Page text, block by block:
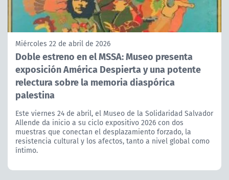
Miércoles 22 de abril de 2026
Doble estreno en el MSSA: Museo presenta
exposición América Despierta y una potente
relectura sobre la memoria diaspórica
palestina
Este viernes 24 de abril, el Museo de la Solidaridad Salvador
Allende da inicio a su ciclo expositivo 2026 con dos
muestras que conectan el desplazamiento forzado, la
resistencia cultural y los afectos, tanto a nivel global como
íntimo.